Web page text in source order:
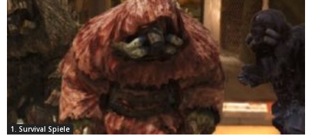
1. Survival Spiele